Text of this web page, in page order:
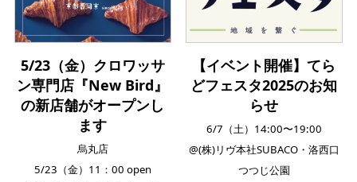
5/23（金）クロワッサ
ン専門店『New Bird』
の新店舗がオープンし
ます
烏丸店
5/23（金）11：00 open
【イベント開催】てら
どフェスタ2025のお知
らせ
6/7（土）14:00〜19:00
@(株)リヴ本社SUBACO・洛西口
つつじ公園